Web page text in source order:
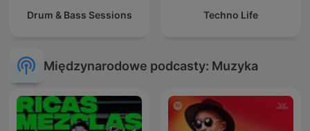
Drum & Bass Sessions Techno Life
Międzynarodowe podcasty: Muzyka